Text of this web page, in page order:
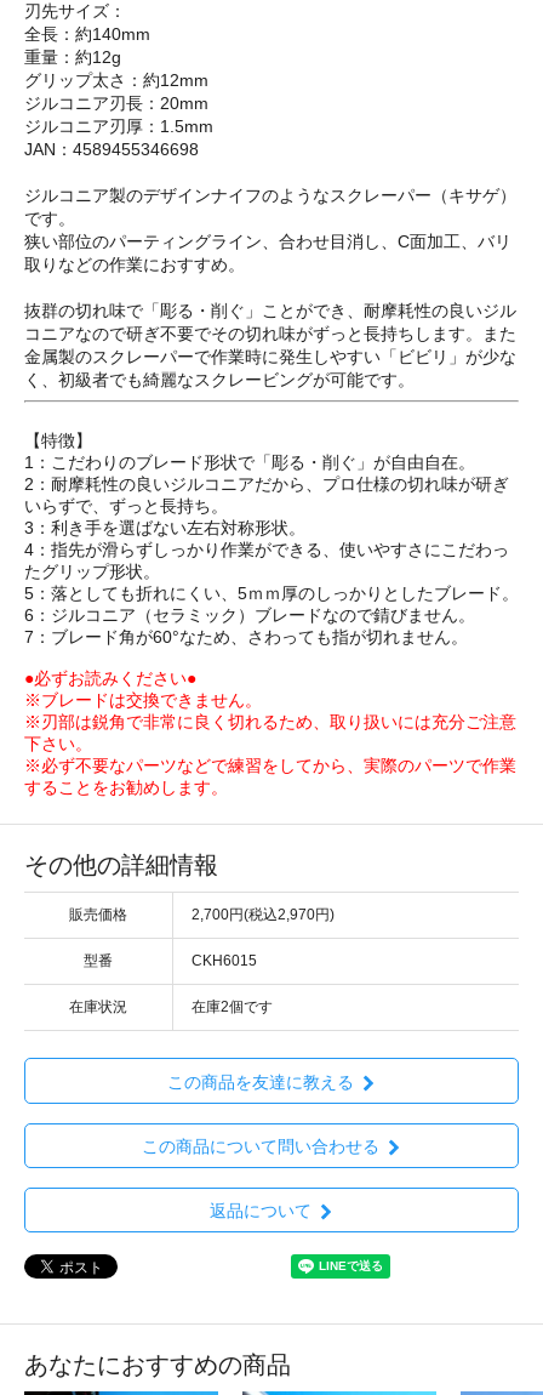
刃先サイズ：
全長：約140mm
重量：約12g
グリップ太さ：約12mm
ジルコニア刃長：20mm
ジルコニア刃厚：1.5mm
JAN：4589455346698
ジルコニア製のデザインナイフのようなスクレーパー（キサゲ）
です。
狭い部位のパーティングライン、合わせ目消し、C面加工、バリ
取りなどの作業におすすめ。
抜群の切れ味で「彫る・削ぐ」ことができ、耐摩耗性の良いジル
コニアなので研ぎ不要でその切れ味がずっと長持ちします。また
金属製のスクレーパーで作業時に発生しやすい「ビビリ」が少な
く、初級者でも綺麗なスクレービングが可能です。
【特徴】
1：こだわりのブレード形状で「彫る・削ぐ」が自由自在。
2：耐摩耗性の良いジルコニアだから、プロ仕様の切れ味が研ぎ
いらずで、ずっと長持ち。
3：利き手を選ばない左右対称形状。
4：指先が滑らずしっかり作業ができる、使いやすさにこだわっ
たグリップ形状。
5：落としても折れにくい、5ｍｍ厚のしっかりとしたブレード。
6：ジルコニア（セラミック）ブレードなので錆びません。
7：ブレード角が60°なため、さわっても指が切れません。
●必ずお読みください●
※ブレードは交換できません。
※刃部は鋭角で非常に良く切れるため、取り扱いには充分ご注意
下さい。
※必ず不要なパーツなどで練習をしてから、実際のパーツで作業
することをお勧めします。
その他の詳細情報
販売価格 2,700円(税込2,970円)
型番 CKH6015
在庫状況 在庫2個です
この商品を友達に教える
この商品について問い合わせる
返品について
あなたにおすすめの商品